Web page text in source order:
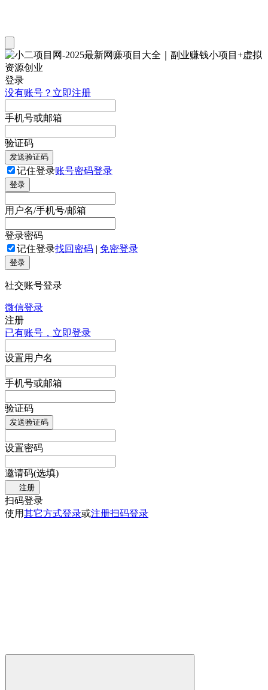
登录
没有账号？立即注册
手机号或邮箱
验证码
发送验证码
记住登录账号密码登录
登录
用户名/手机号/邮箱
登录密码
记住登录找回密码 | 免密登录
登录
社交账号登录
微信登录
注册
已有账号，立即登录
设置用户名
手机号或邮箱
验证码
发送验证码
设置密码
邀请码(选填)
注册
扫码登录
使用其它方式登录或注册扫码登录